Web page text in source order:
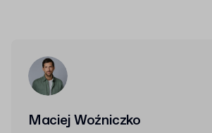
Maciej Woźniczko